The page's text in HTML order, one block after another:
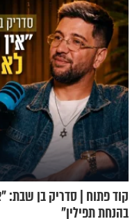
קוד פתוח | סדריק בן שבת:
בהנחת תפילין"